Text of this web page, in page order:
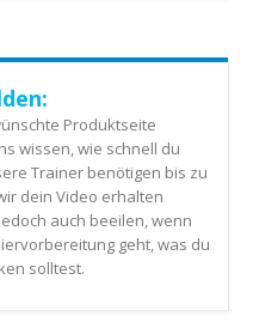
Produktseite
wissen, wie schnell du
Trainer benötigen bis zu
dein Video erhalten
auch beeilen, wenn
geht, was du
solltest.